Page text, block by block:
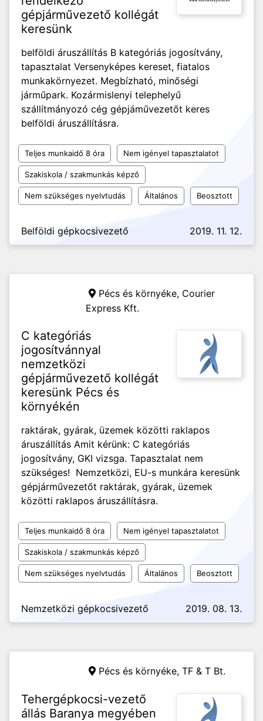
gépjárművezető kollégát
keresünk
belföldi áruszállítás B kategóriás jogosítvány,
tapasztalat Versenyképes kereset, fiatalos
munkakörnyezet. Megbízható, minőségi
járműpark. Kozármislenyi telephelyű
szállítmányozó cég gépjáművezetőt keres
belföldi áruszállításra.
Teljes munkaidő 8 óra Nem igényel tapasztalatot
Szakiskola / szakmunkás képző
Nem szükséges nyelvtudás Általános Beosztott
Belföldi gépkocsivezető 2019. 11. 12.
Pécs és környéke, Courier
Express Kft.
C kategóriás
jogosítvánnyal
nemzetközi
gépjárművezető kollégát
keresünk Pécs és
környékén
raktárak, gyárak, üzemek közötti raklapos
áruszállítás Amit kérünk: C kategóriás
jogosítvány, GKI vizsga. Tapasztalat nem
szükséges! Nemzetközi, EU-s munkára keresünk
gépjárművezetőt raktárak, gyárak, üzemek
közötti raklapos áruszállításra.
Teljes munkaidő 8 óra Nem igényel tapasztalatot
Szakiskola / szakmunkás képző
Nem szükséges nyelvtudás Általános Beosztott
Nemzetközi gépkocsivezető 2019. 08. 13.
Pécs és környéke, TF & T Bt.
Tehergépkocsi-vezető
állás Baranya megyében